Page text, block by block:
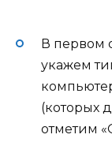
В первом
укажем
(которых
отметим